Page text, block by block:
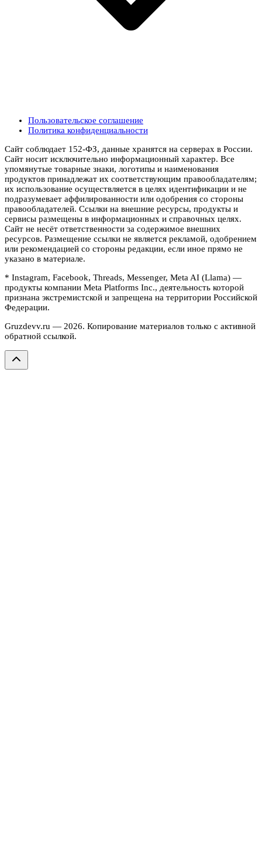
Пользовательское соглашение
Политика конфиденциальности
Сайт соблюдает 152-ФЗ, данные хранятся на серверах в России.
Сайт носит исключительно информационный характер. Все
упомянутые товарные знаки, логотипы и наименования
продуктов принадлежат их соответствующим правообладателям;
их использование осуществляется в целях идентификации и не
подразумевает аффилированности или одобрения со стороны
правообладателей. Ссылки на внешние ресурсы, продукты и
сервисы размещены в информационных и справочных целях.
Сайт не несёт ответственности за содержимое внешних
ресурсов. Размещение ссылки не является рекламой, одобрением
или рекомендацией со стороны редакции, если иное прямо не
указано в материале.
* Instagram, Facebook, Threads, Messenger, Meta AI (Llama) —
продукты компании Meta Platforms Inc., деятельность которой
признана экстремистской и запрещена на территории Российской
Федерации.
Gruzdevv.ru — 2026. Копирование материалов только с активной
обратной ссылкой.